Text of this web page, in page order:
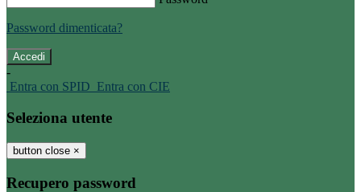
Password dimenticata?
-
Entra con SPID Entra con CIE
Seleziona utente
button close ×
Recupero password